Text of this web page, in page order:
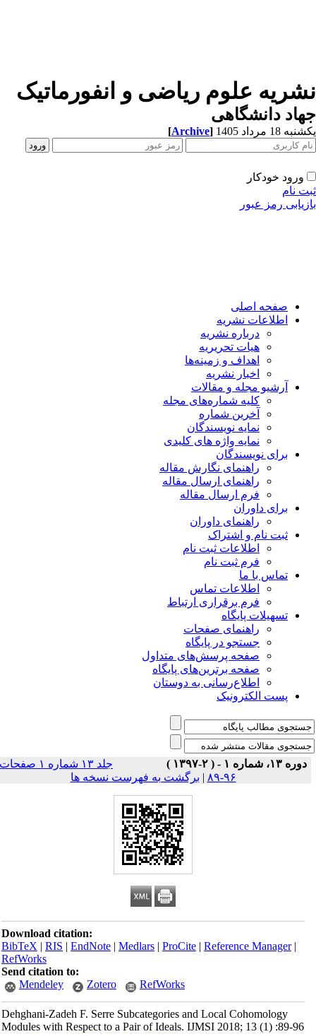
علوم ریاضی و انفورماتیک
دانشگاهی
18 مرداد 1405 [Archive]
ورود خودکار
نام
رمز عبور
صفحه اصلی
اطلاعات نشریه
درباره نشریه
هیات تحریریه
اهداف و زمینه‌ها
اخبار نشریه
آرشیو مجله و مقالات
کلیه شماره‌های مجله
آخرین شماره
نمایه نویسندگان
نمایه واژه های کلیدی
برای نویسندگان
راهنمای نگارش مقاله
راهنمای ارسال مقاله
فرم ارسال مقاله
برای داوران
راهنمای داوران
ثبت نام و اشتراک
اطلاعات ثبت نام
فرم ثبت نام
تماس با ما
اطلاعات تماس
فرم برقراری ارتباط
تسهیلات پایگاه
راهنمای صفحات
جستجو در پایگاه
صفحه پرسش‌های متداول
صفحه برترین‌های پایگاه
اطلاع‌رسانی به دوستان
پست الکترونیک
دوره ۱۳، شماره ۱ - ( ۲-۱۳۹۷ )
جلد ۱۳ شماره ۱ صفحات
۹۶-۸۹
| برگشت به فهرست نسخه ها
Download citation:
BibTeX|RIS|EndNote|Medlars|ProCite|Reference Manager
RefWorks
Send citation to:
Mendeley
Zotero RefWorks
Dehghani-Zadeh F. Serre Subcategories and Local Cohomology
Modules with Respect to a Pair of Ideals. IJMSI 2018; 13 (1) :89-96